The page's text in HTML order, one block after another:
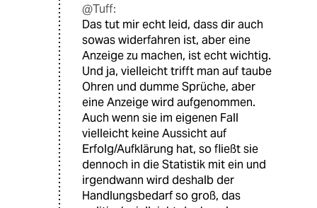
@Tuff:
Das tut mir echt leid, dass dir auch
sowas widerfahren ist, aber eine
Anzeige zu machen, ist echt wichtig.
Und ja, vielleicht trifft man auf taube
Ohren und dumme Sprüche, aber
eine Anzeige wird aufgenommen.
Auch wenn sie im eigenen Fall
vielleicht keine Aussicht auf
Erfolg/Aufklärung hat, so fließt sie
dennoch in die Statistik mit ein und
irgendwann wird deshalb der
Handlungsbedarf so groß, das